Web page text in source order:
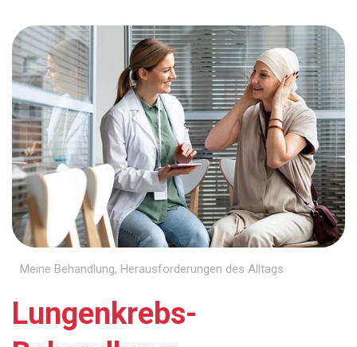
Meine Behandlung, Herausforderungen des Alltags
Lungenkrebs-